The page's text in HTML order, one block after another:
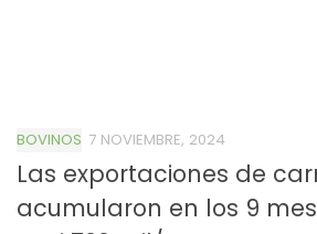
BOVINOS 7 NOVIEMBRE, 2024
Las exportaciones de
acumularon en los 9